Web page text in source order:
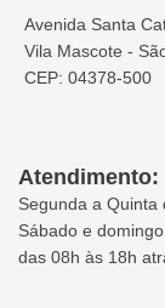
Avenida Santa
Vila Mascote -
CEP: 04378-500
Atendimento:
Segunda a Quinta
Sábado e
das 08h às 18h